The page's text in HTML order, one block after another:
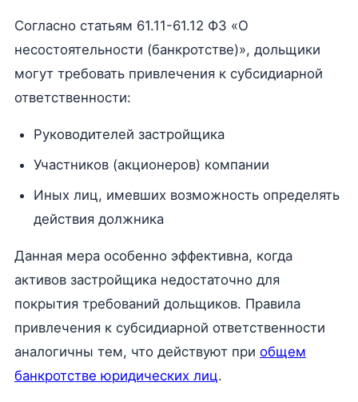
Согласно статьям 61.11-61.12 ФЗ «О
несостоятельности (банкротстве)», дольщики
могут требовать привлечения к субсидиарной
ответственности:
Руководителей застройщика
Участников (акционеров) компании
Иных лиц, имевших возможность определять
действия должника
Данная мера особенно эффективна, когда
активов застройщика недостаточно для
покрытия требований дольщиков. Правила
привлечения к субсидиарной ответственности
аналогичны тем, что действуют при общем
банкротстве юридических лиц.